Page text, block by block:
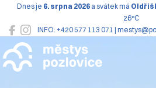
INFO: +420 577 113 071 |
Dnes je 6. srpna 2026 a svátek má
26°C
Pozlovice